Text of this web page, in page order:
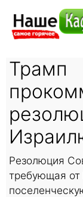
Трамп
Резолюция
требующая от